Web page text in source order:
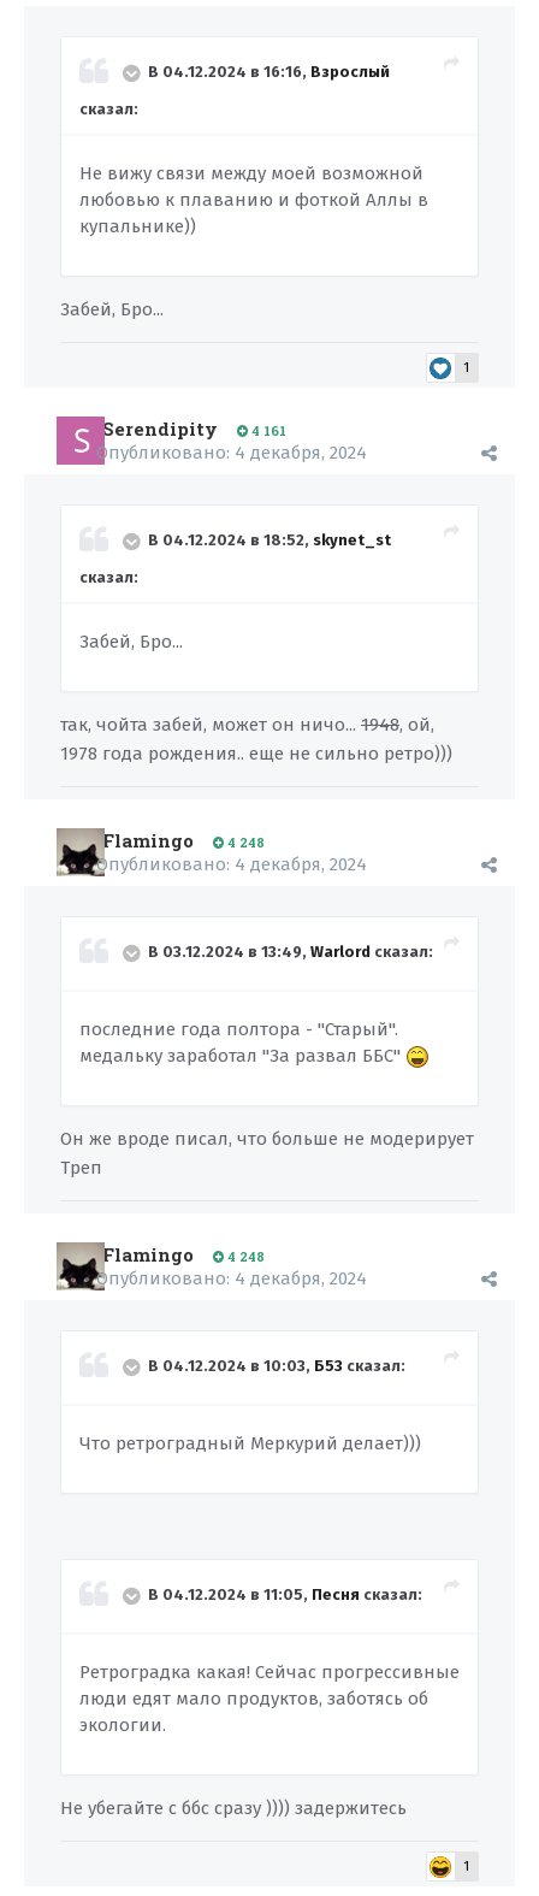
В 04.12.2024 в 16:16, Взрослый
сказал:
Не вижу связи между моей возможной
любовью к плаванию и фоткой Аллы в
купальнике))
Забей, Бро...
1
Serendipity 4 161
Опубликовано: 4 декабря, 2024
В 04.12.2024 в 18:52, skynet_st
сказал:
Забей, Бро...
так, чойта забей, может он ничо... 1948, ой,
1978 года рождения.. еще не сильно ретро)))
Flamingo 4 248
Опубликовано: 4 декабря, 2024
В 03.12.2024 в 13:49, Warlord сказал:
последние года полтора - "Старый".
медальку заработал "За развал ББС"
Он же вроде писал, что больше не модерирует
Треп
Flamingo 4 248
Опубликовано: 4 декабря, 2024
В 04.12.2024 в 10:03, Б53 сказал:
Что ретроградный Меркурий делает)))
В 04.12.2024 в 11:05, Песня сказал:
Ретроградка какая! Сейчас прогрессивные
люди едят мало продуктов, заботясь об
экологии.
Не убегайте с ббс сразу )))) задержитесь
1